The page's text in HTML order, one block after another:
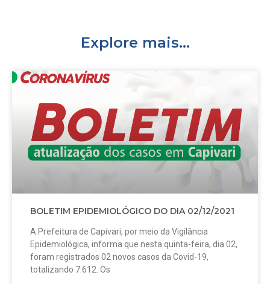
Explore mais...
BOLETIM EPIDEMIOLÓGICO DO DIA 02/12/2021
A Prefeitura de Capivari, por meio da Vigilância
Epidemiológica, informa que nesta quinta-feira, dia 02,
foram registrados 02 novos casos da Covid-19,
totalizando 7.612. Os